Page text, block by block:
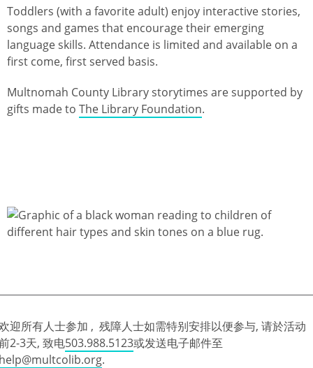
Toddlers (with a favorite adult) enjoy interactive stories,
songs and games that encourage their emerging
language skills. Attendance is limited and available on a
first come, first served basis.
Multnomah County Library storytimes are supported by
gifts made to The Library Foundation.
迎所有人士参加 , 残障人士如需特别安排以便参与, 请於活动
2-3天, 致电503.988.5123或发送电子邮件至
.